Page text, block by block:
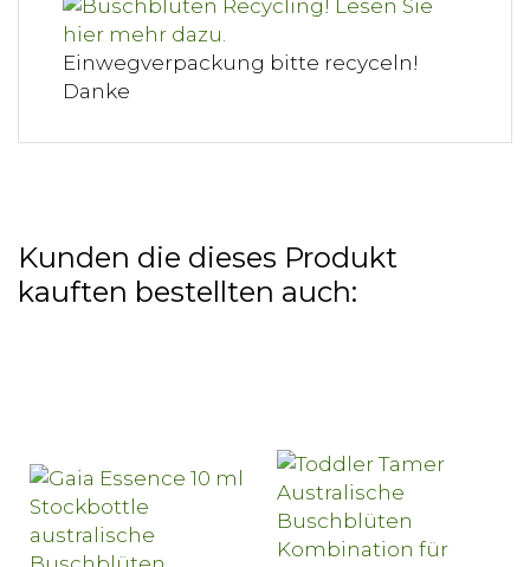
Einwegverpackung bitte recyceln!
Danke
Kunden die dieses Produkt
kauften bestellten auch: